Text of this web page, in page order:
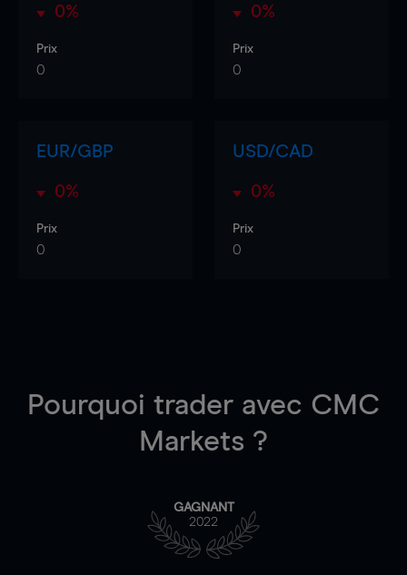
0%
Prix
0
0%
Prix
0
EUR/GBP
0%
Prix
0
USD/CAD
0%
Prix
0
Pourquoi trader avec CMC
Markets ?
GAGNANT
2022